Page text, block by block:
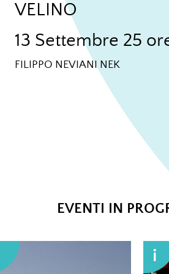
VELINO
13 Settembre 25
FILIPPO NEVIANI NEK
EVENTI IN
i